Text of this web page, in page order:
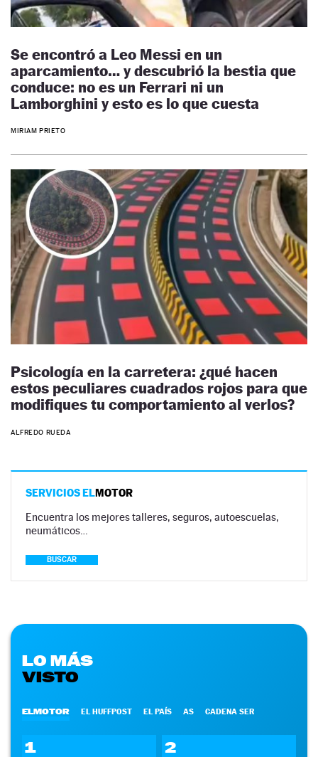
Se encontró a Leo Messi en un
aparcamiento… y descubrió la bestia que
conduce: no es un Ferrari ni un
Lamborghini y esto es lo que cuesta
MIRIAM PRIETO
Psicología en la carretera: ¿qué hacen
estos peculiares cuadrados rojos para que
modifiques tu comportamiento al verlos?
ALFREDO RUEDA
SERVICIOS ELMOTOR
Encuentra los mejores talleres, seguros, autoescuelas,
neumáticos…
BUSCAR
LO MÁS
VISTO
ELMOTOR EL HUFFPOST EL PAÍS AS CADENA SER
1 2